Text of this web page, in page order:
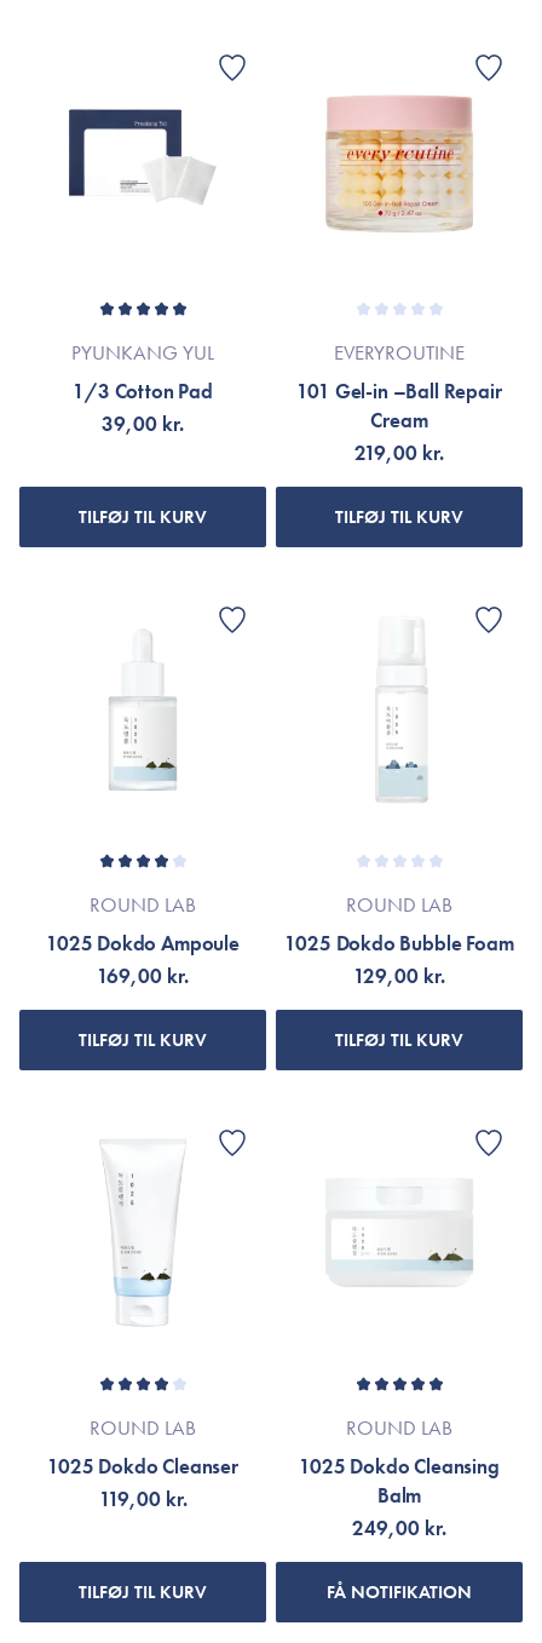
PYUNKANG YUL
1/3 Cotton Pad
39,00 kr.
TILFØJ TIL KURV
EVERYROUTINE
101 Gel-in –Ball Repair
Cream
219,00 kr.
TILFØJ TIL KURV
ROUND LAB
1025 Dokdo Ampoule
169,00 kr.
TILFØJ TIL KURV
ROUND LAB
1025 Dokdo Bubble Foam
129,00 kr.
TILFØJ TIL KURV
ROUND LAB
1025 Dokdo Cleanser
119,00 kr.
TILFØJ TIL KURV
ROUND LAB
1025 Dokdo Cleansing
Balm
249,00 kr.
FÅ NOTIFIKATION